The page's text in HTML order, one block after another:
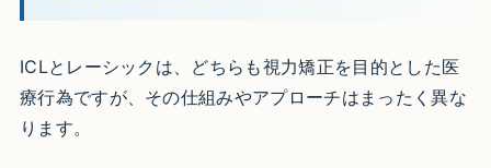
ICLとレーシックは、どちらも視力矯正を目的とした医
療行為ですが、その仕組みやアプローチはまったく異な
ります。